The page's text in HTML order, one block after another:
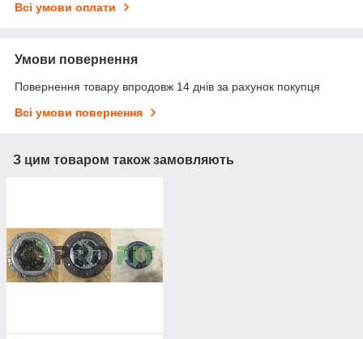
Всі умови оплати
Умови повернення
Повернення товару впродовж 14 днів за рахунок покупця
Всі умови повернення
З цим товаром також замовляють